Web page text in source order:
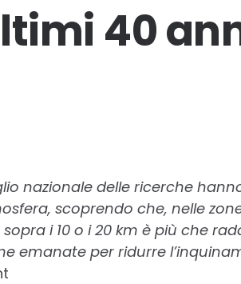
40
nazionale delle ricerche
scoprendo che, nelle
i 10 o i 20 km è più che
emanate per ridurre